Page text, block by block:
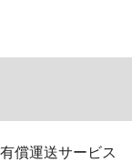
償運送サービス